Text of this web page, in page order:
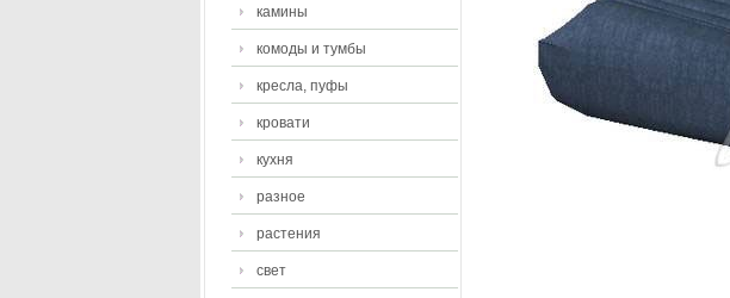
камины
комоды и тумбы
кресла, пуфы
кровати
кухня
разное
растения
свет